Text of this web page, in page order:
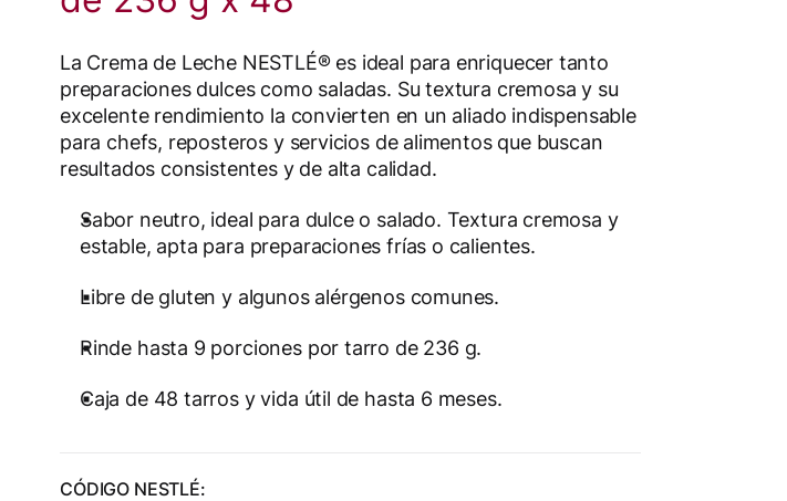
La Crema de Leche NESTLÉ® es ideal para enriquecer tanto
preparaciones dulces como saladas. Su textura cremosa y su
excelente rendimiento la convierten en un aliado indispensable
para chefs, reposteros y servicios de alimentos que buscan
resultados consistentes y de alta calidad.
Sabor neutro, ideal para dulce o salado. Textura cremosa y
estable, apta para preparaciones frías o calientes.
Libre de gluten y algunos alérgenos comunes.
Rinde hasta 9 porciones por tarro de 236 g.
Caja de 48 tarros y vida útil de hasta 6 meses.
CÓDIGO NESTLÉ: